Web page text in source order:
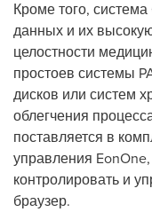
Кроме того,
данных и их
целостности
простоев системы
дисков или систем
облегчения
поставляется в
управления
контролировать и
браузер.